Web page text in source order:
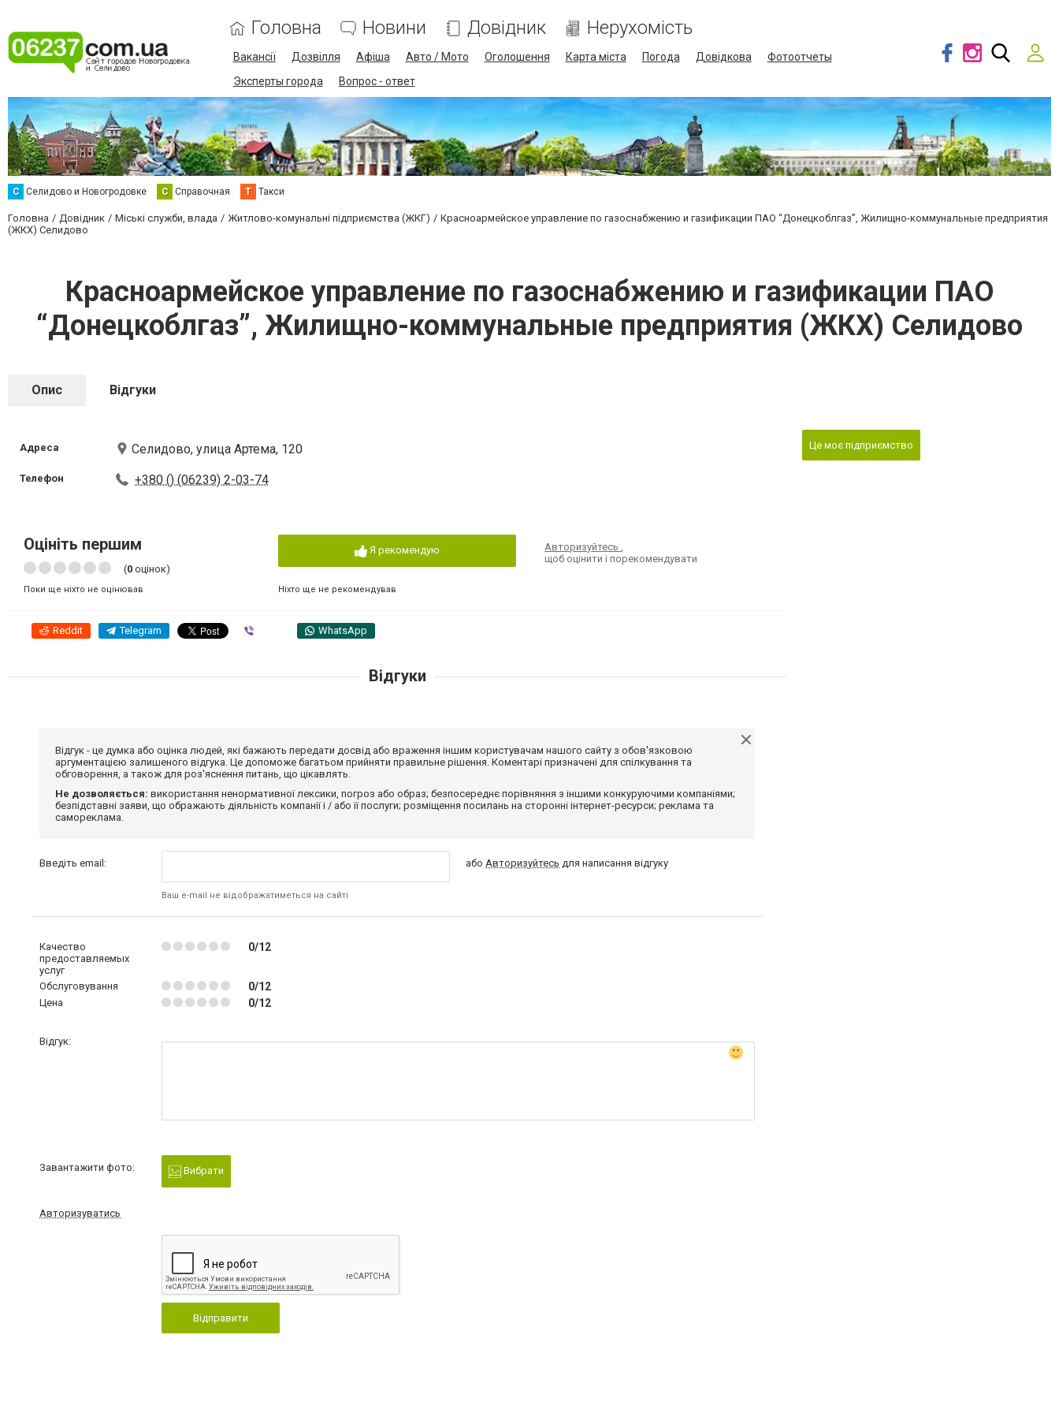
Головна Новини Довідник Нерухомість
Вакансії Дозвілля Афіша Авто / Мото Оголошення Карта міста Погода Довідкова
Фотоотчеты
Эксперты города
Вопрос - ответ
С Селидово и Новогродовке С Справочная Т Такси
Головна Довідник Міські служби, влада Житлово-комунальні підприємства (ЖКГ)
Красноармейское управление по газоснабжению и газификации ПАО “Донецкоблгаз”, Жилищно-коммунальные предприятия
(ЖКХ) Селидово
Красноармейское управление по газоснабжению и газификации ПАО
“Донецкоблгаз”, Жилищно-коммунальные предприятия (ЖКХ) Селидово
Опис Відгуки
Адреса Селидово, улица Артема, 120
Телефон +380 () (06239) 2-03-74
Оцініть першим
(0 оцінок)
Поки ще ніхто не оцінював
Я рекомендую
Ніхто ще не рекомендував
Авторизуйтесь,
щоб оцінити і порекомендувати
Reddit Telegram WhatsApp
Це моє підприємство
Відгуки
Відгук - це думка або оцінка людей, які бажають передати досвід або враження іншим користувачам нашого сайту з обов'язковою
аргументацією залишеного відгука. Це допоможе багатьом прийняти правильне рішення. Коментарі призначені для спілкування та
обговорення, а також для роз'яснення питань, що цікавлять.
Не дозволяється: використання ненормативної лексики, погроз або образ; безпосереднє порівняння з іншими конкуруючими компаніями;
безпідставні заяви, що ображають діяльність компанії і / або її послуги; розміщення посилань на сторонні інтернет-ресурси; реклама та
самореклама.
Введіть email:
Ваш e-mail не відображатиметься на сайті
абоАвторизуйтесь для написання відгуку
Качество
предоставляемых
услуг
0/12
Обслуговування 0/12
Цена 0/12
Відгук:
Завантажити фото: Вибрати
Авторизуватись
Відправити